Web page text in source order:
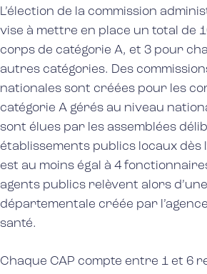
L’élection de la commission
vise à mettre en place un total de
corps de catégorie A, et 3 pour
autres catégories. Des
nationales sont créées pour les
catégorie A gérés au niveau
sont élues par les assemblées
établissements publics locaux dès
est au moins égal à 4
agents publics relèvent alors
départementale créée par
santé.
Chaque CAP compte entre 1 et 6